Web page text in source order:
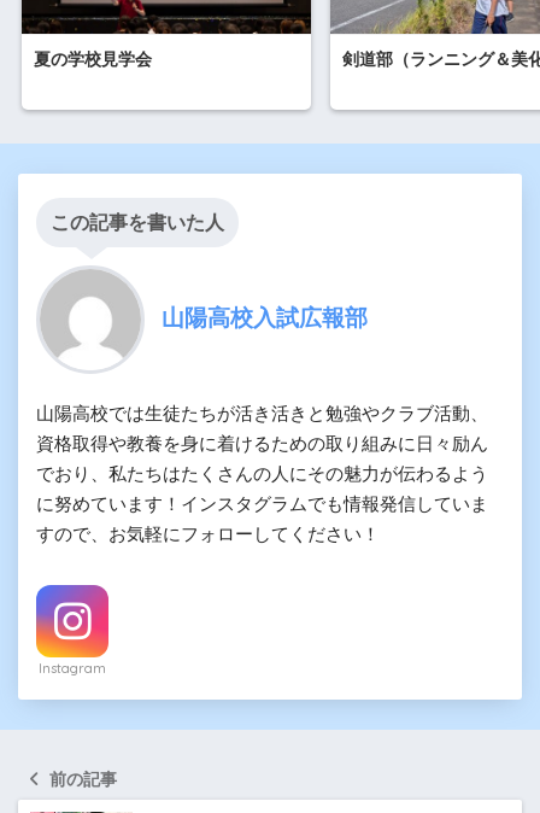
夏の学校見学会 剣道部（ランニング＆美
この記事を書いた人
山陽高校入試広報部
山陽高校では生徒たちが活き活きと勉強やクラブ活動、
資格取得や教養を身に着けるための取り組みに日々励ん
でおり、私たちはたくさんの人にその魅力が伝わるよう
に努めています！インスタグラムでも情報発信していま
すので、お気軽にフォローしてください！
Instagram
前の記事